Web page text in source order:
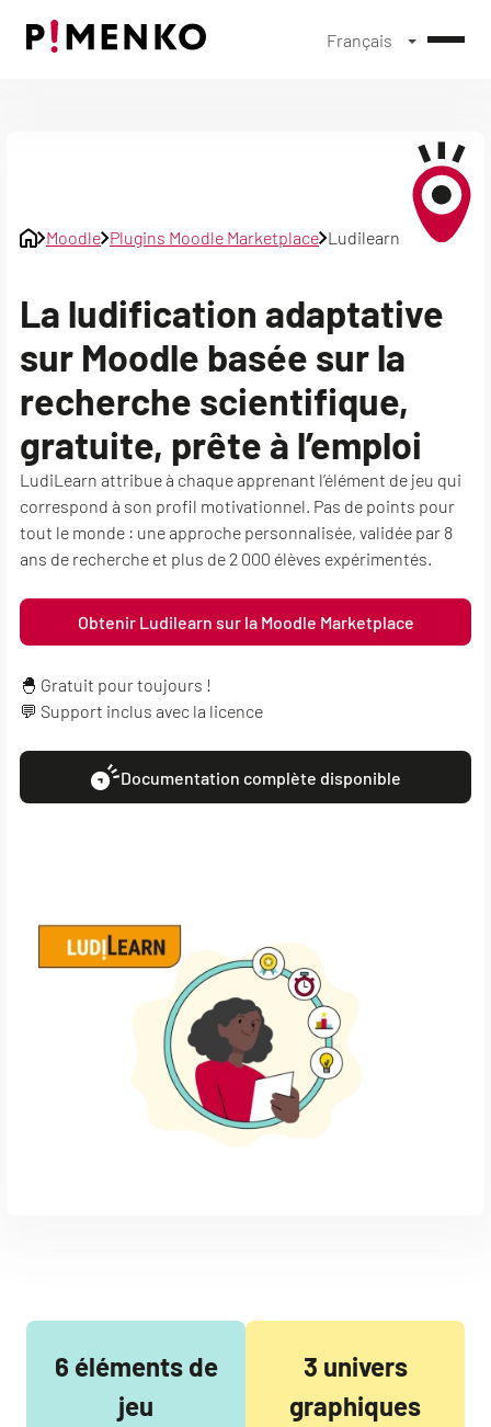
Français
Moodle Plugins Moodle Marketplace Ludilearn
La ludification adaptative
sur Moodle basée sur la
recherche scientifique,
gratuite, prête à l’emploi
LudiLearn attribue à chaque apprenant l’élément de jeu qui
correspond à son profil motivationnel. Pas de points pour
tout le monde : une approche personnalisée, validée par 8
ans de recherche et plus de 2 000 élèves expérimentés.
Obtenir Ludilearn sur la Moodle Marketplace
🐣 Gratuit pour toujours !
💬 Support inclus avec la licence
Documentation complète disponible
6 éléments de
jeu
3 univers
graphiques